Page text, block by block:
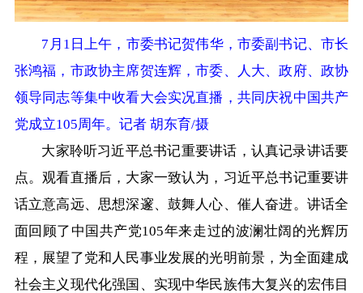
回到顶部
7月1日上午，市委书记贺伟华，市委副书记、市长
张鸿福，市政协主席贺连辉，市委、人大、政府、政协
领导同志等集中收看大会实况直播，共同庆祝中国共产
党成立105周年。记者 胡东育/摄
大家聆听习近平总书记重要讲话，认真记录讲话要
点。观看直播后，大家一致认为，习近平总书记重要讲
话立意高远、思想深邃、鼓舞人心、催人奋进。讲话全
面回顾了中国共产党105年来走过的波澜壮阔的光辉历
程，展望了党和人民事业发展的光明前景，为全面建成
社会主义现代化强国、实现中华民族伟大复兴的宏伟目